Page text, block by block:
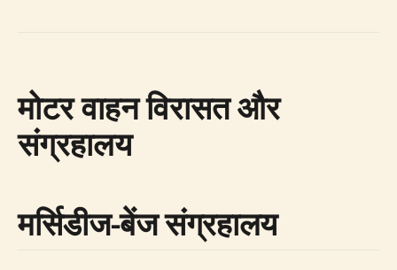
मोटर वाहन विरासत और
संग्रहालय
मर्सिडीज-बेंज संग्रहालय